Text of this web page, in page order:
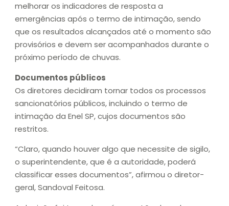
melhorar os indicadores de resposta a
emergências após o termo de intimação, sendo
que os resultados alcançados até o momento são
provisórios e devem ser acompanhados durante o
próximo período de chuvas.
Documentos públicos
Os diretores decidiram tornar todos os processos
sancionatórios públicos, incluindo o termo de
intimação da Enel SP, cujos documentos são
restritos.
“Claro, quando houver algo que necessite de sigilo,
o superintendente, que é a autoridade, poderá
classificar esses documentos”, afirmou o diretor-
geral, Sandoval Feitosa.